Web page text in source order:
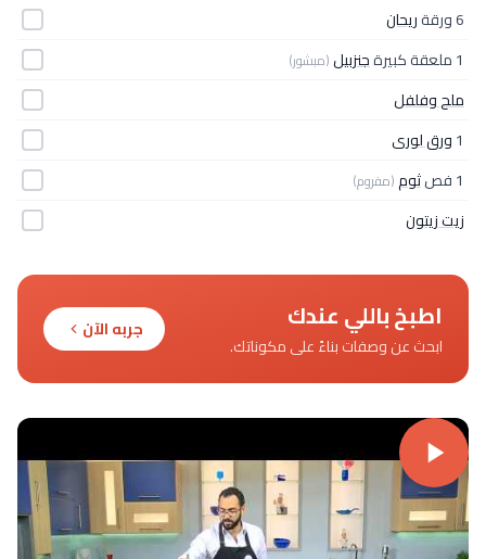
6 ورقة
ريحان
1 ملعقة كبيرة
جنزبيل(مبشور)
ملح وفلفل
1ورق لورى
1 فص
ثوم(مفروم)
زيت زيتون
اطبخ باللي عندك
ابحث عن وصفات بناءً على مكوناتك.
جربه الآن